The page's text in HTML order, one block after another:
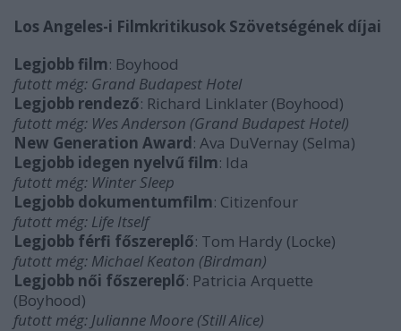
Los Angeles-i Filmkritikusok Szövetségének díjai
Legjobb film: Boyhood
futott még: Grand Budapest Hotel
Legjobb rendező: Richard Linklater (Boyhood)
futott még: Wes Anderson (Grand Budapest Hotel)
New Generation Award: Ava DuVernay (Selma)
Legjobb idegen nyelvű film: Ida
futott még: Winter Sleep
Legjobb dokumentumfilm: Citizenfour
futott még: Life Itself
Legjobb férfi főszereplő: Tom Hardy (Locke)
futott még: Michael Keaton (Birdman)
Legjobb női főszereplő: Patricia Arquette
(Boyhood)
futott még: Julianne Moore (Still Alice)